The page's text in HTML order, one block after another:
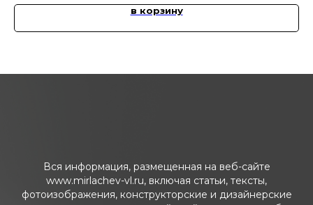
в корзину
Вся информация, размещенная на веб-сайте
www.mirlachev-vl.ru, включая статьи, тексты,
фотоизображения, конструкторские и дизайнерские